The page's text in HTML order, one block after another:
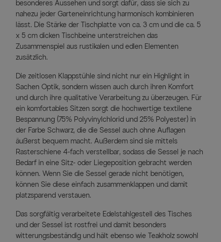
besonderes Aussehen und sorgt dafür, dass sie sich zu
nahezu jeder Garteneinrichtung harmonisch kombinieren
lässt. Die Stärke der Tischplatte von ca. 3 cm und die ca. 5
x 5 cm dicken Tischbeine unterstreichen das
Zusammenspiel aus rustikalen und edlen Elementen
zusätzlich.
Die zeitlosen Klappstühle sind nicht nur ein Highlight in
Sachen Optik, sondern wissen auch durch ihren Komfort
und durch ihre qualitative Verarbeitung zu überzeugen. Für
ein komfortables Sitzen sorgt die hochwertige textilene
Bespannung (75% Polyvinylchlorid und 25% Polyester) in
der Farbe Schwarz, die die Sessel auch ohne Auflagen
äußerst bequem macht. Außerdem sind sie mittels
Rasterschiene 4-fach verstellbar, sodass die Sessel je nach
Bedarf in eine Sitz- oder Liegeposition gebracht werden
können. Wenn Sie die Sessel gerade nicht benötigen,
können Sie diese einfach zusammenklappen und damit
platzsparend verstauen.
Das sorgfältig verarbeitete Edelstahlgestell des Tisches
und der Sessel ist rostfrei und damit besonders
witterungsbeständig und hält ebenso wie Teakholz sowohl